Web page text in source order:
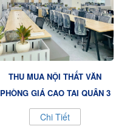
THU MUA NỘI THẤT VĂN
PHÒNG GIÁ CAO TẠI QUẬN 3
Chi Tiết